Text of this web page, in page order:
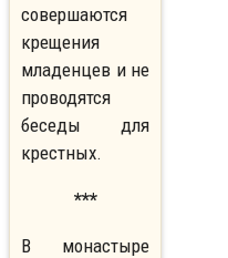
совершаются
крещения
младенцев и не
проводятся
беседы для
крестных.
***
В монастыре